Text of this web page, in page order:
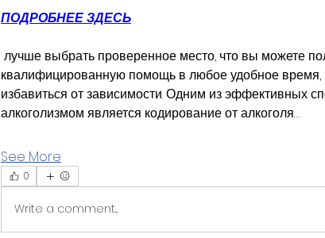
ПОДРОБНЕЕ ЗДЕСЬ
квалифицированную помощь в любое удобное время,
избавиться от зависимости. Одним из эффективных
алкоголизмом является кодирование от алкоголя…
See More
0
Write a comment...